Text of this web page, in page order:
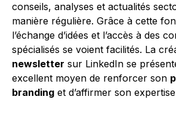
conseils, analyses et actualités
manière régulière. Grâce à cette
l’échange d’idées et l’accès à des
spécialisés se voient facilités. La
newsletter sur LinkedIn se
excellent moyen de renforcer son
branding et d’affirmer son